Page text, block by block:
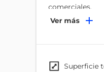
comerciales.
1 parqueo
Ver más
superficie